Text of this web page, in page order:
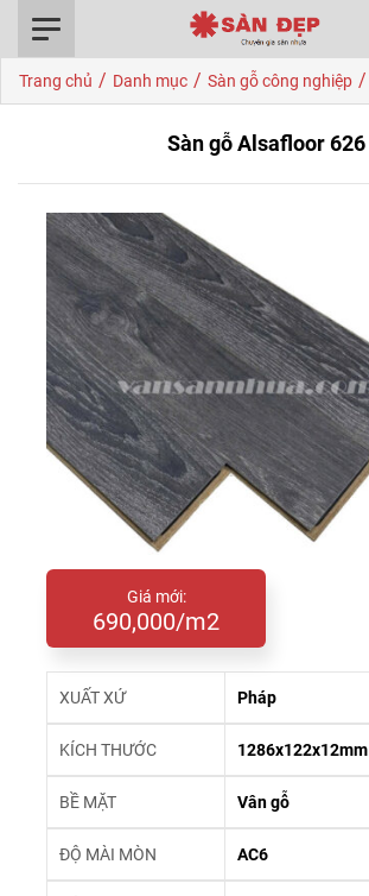
Trang chủ / Danh mục / Sàn gỗ công nghiệp /
Sàn gỗ Alsafloor 626
Giá mới:
690,000/m2
XUẤT XỨ Pháp
KÍCH THƯỚC 1286x122x12mm
BỀ MẶT Vân gỗ
ĐỘ MÀI MÒN AC6